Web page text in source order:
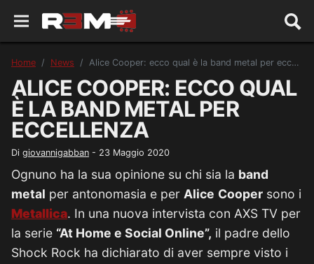
Home News Alice Cooper: ecco qual è la band metal per eccellenza
ALICE COOPER: ECCO QUAL
È LA BAND METAL PER
ECCELLENZA
Di giovannigabban - 23 Maggio 2020
Ognuno ha la sua opinione su chi sia la band
metal per antonomasia e per Alice Cooper sono i
Metallica. In una nuova intervista con AXS TV per
la serie “At Home e Social Online”, il padre dello
Shock Rock ha dichiarato di aver sempre visto i